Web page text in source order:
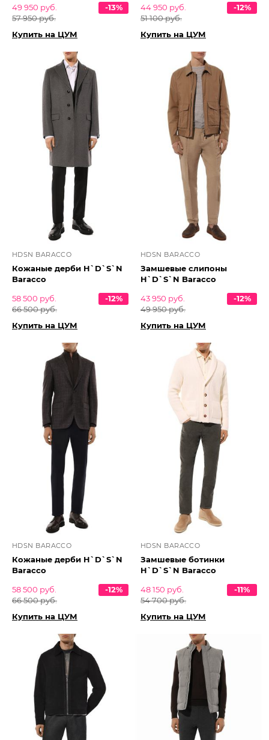
49 950 руб.
57 950 руб.
-13%
Купить на ЦУМ
44 950 руб.
51 100 руб.
-12%
Купить на ЦУМ
HDSN BARACCO
Кожаные дерби H`D`S`N
Baracco
58 500 руб.
66 500 руб.
-12%
Купить на ЦУМ
HDSN BARACCO
Замшевые слипоны
H`D`S`N Baracco
43 950 руб.
49 950 руб.
-12%
Купить на ЦУМ
HDSN BARACCO
Кожаные дерби H`D`S`N
Baracco
58 500 руб.
66 500 руб.
-12%
Купить на ЦУМ
HDSN BARACCO
Замшевые ботинки
H`D`S`N Baracco
48 150 руб.
54 700 руб.
-11%
Купить на ЦУМ